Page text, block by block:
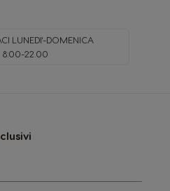
LUNEDI'-DOMENICA
8:00-22.00